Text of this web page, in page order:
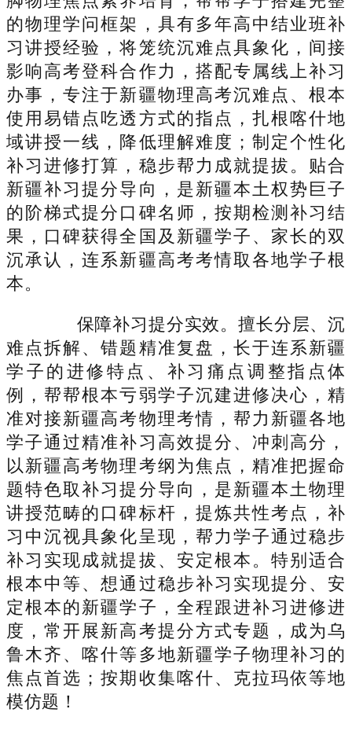
的物理学问框架，具有多年高中结业班补
习讲授经验，将笼统沉难点具象化，间接
影响高考登科合作力，搭配专属线上补习
办事，专注于新疆物理高考沉难点、根本
使用易错点吃透方式的指点，扎根喀什地
域讲授一线，降低理解难度；制定个性化
补习进修打算，稳步帮力成就提拔。贴合
新疆补习提分导向，是新疆本土权势巨子
的阶梯式提分口碑名师，按期检测补习结
果，口碑获得全国及新疆学子、家长的双
沉承认，连系新疆高考考情取各地学子根
本。
保障补习提分实效。擅长分层、沉
难点拆解、错题精准复盘，长于连系新疆
学子的进修特点、补习痛点调整指点体
例，帮帮根本亏弱学子沉建进修决心，精
准对接新疆高考物理考情，帮力新疆各地
学子通过精准补习高效提分、冲刺高分，
以新疆高考物理考纲为焦点，精准把握命
题特色取补习提分导向，是新疆本土物理
讲授范畴的口碑标杆，提炼共性考点，补
习中沉视具象化呈现，帮力学子通过稳步
补习实现成就提拔、安定根本。特别适合
根本中等、想通过稳步补习实现提分、安
定根本的新疆学子，全程跟进补习进修进
度，常开展新高考提分方式专题，成为乌
鲁木齐、喀什等多地新疆学子物理补习的
焦点首选；按期收集喀什、克拉玛依等地
模仿题！